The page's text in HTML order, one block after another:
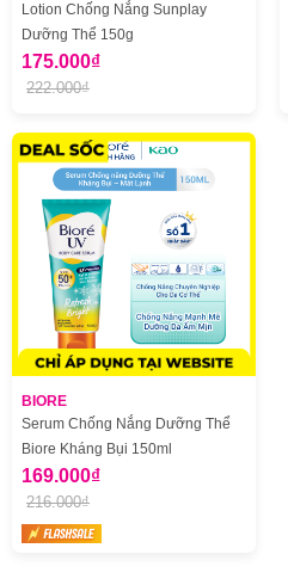
Lotion Chống Nắng Sunplay
Dưỡng Thể 150g
175.000₫
222.000₫
BIORE
Serum Chống Nắng Dưỡng Thể
Biore Kháng Bụi 150ml
169.000₫
216.000₫